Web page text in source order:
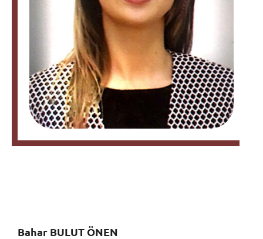
Bağışlarınız İçin
Bahar BULUT ÖNEN